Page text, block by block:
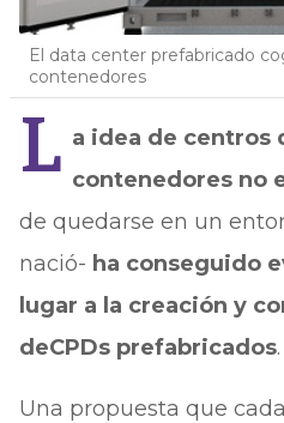
El data center prefabricado
contenedores
L a idea de centros
contenedores no
de quedarse en un
nació- ha conseguido
lugar a la creación y
deCPDs prefabricados.
Una propuesta que